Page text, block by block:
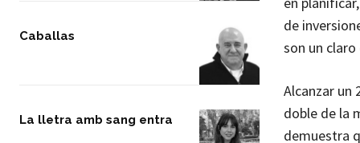
Caballas
La lletra amb sang entra
de
son un
Alcanzar un
doble de la
demuestra